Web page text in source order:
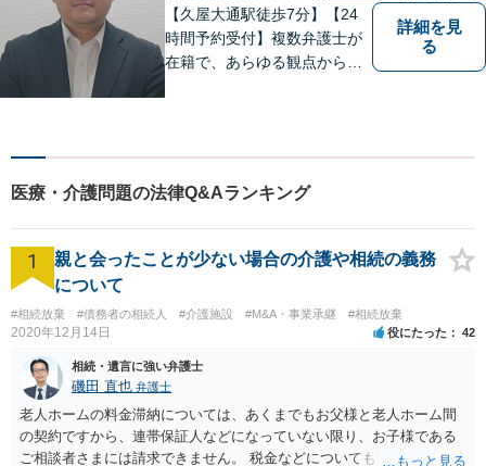
【久屋大通駅徒歩7分】【24
時間予約受付】複数弁護士が
在籍で、あらゆる観点から丁
は、一度ご相談ください。
【当日・休日・夜間相談可】
詳細を見
る
医療・介護問題の法律Q&Aランキング
1
親と会ったことが少ない場合の介護や相続の義務
について
#相続放棄 #債務者の相続人 #介護施設 #M&A・事業承継 #相続放棄
2020年12月14日 役にたった 42
相続・遺言に強い弁護士
磯田 直也 弁護士
老人ホームの料金滞納については、あくまでもお父様と老人ホーム間
の契約ですから、連帯保証人などになっていない限り、お子様である
ご相談者さまには請求できません。 税金などについても滞納している